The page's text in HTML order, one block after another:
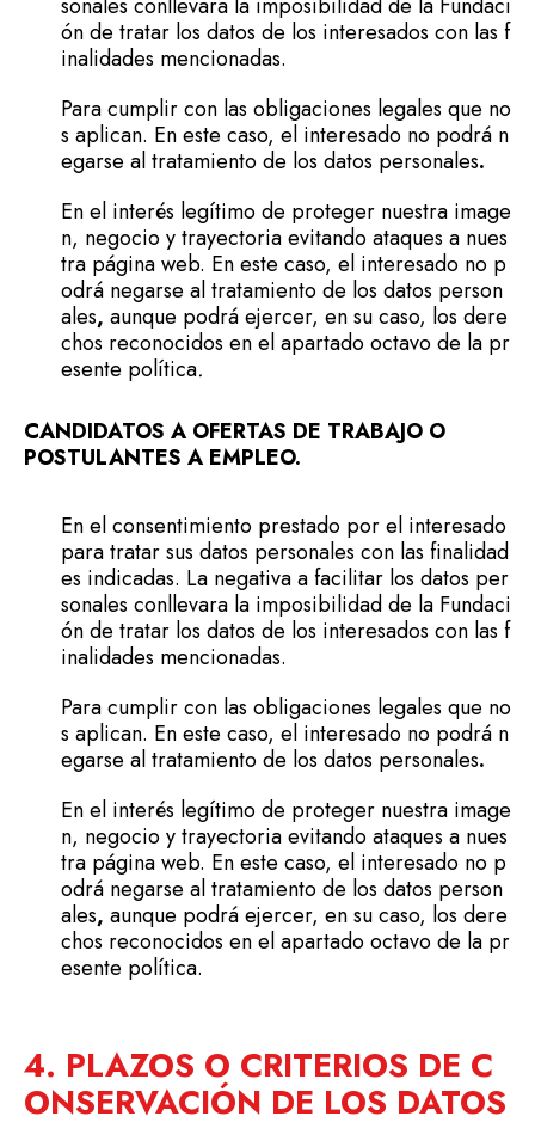
ón de tratar los datos de los interesados con las f
inalidades mencionadas.
Para cumplir con las obligaciones legales que no
s aplican. En este caso, el interesado no podrá n
egarse al tratamiento de los datos personales.
En el interés legítimo de proteger nuestra image
n, negocio y trayectoria evitando ataques a nues
tra página web. En este caso, el interesado no p
odrá negarse al tratamiento de los datos person
ales, aunque podrá ejercer, en su caso, los dere
chos reconocidos en el apartado octavo de la pr
esente política.
CANDIDATOS A OFERTAS DE TRABAJO O
POSTULANTES A EMPLEO.
En el consentimiento prestado por el interesado
para tratar sus datos personales con las finalidad
es indicadas. La negativa a facilitar los datos per
sonales conllevara la imposibilidad de la Fundaci
ón de tratar los datos de los interesados con las f
inalidades mencionadas.
Para cumplir con las obligaciones legales que no
s aplican. En este caso, el interesado no podrá n
egarse al tratamiento de los datos personales.
En el interés legítimo de proteger nuestra image
n, negocio y trayectoria evitando ataques a nues
tra página web. En este caso, el interesado no p
odrá negarse al tratamiento de los datos person
ales, aunque podrá ejercer, en su caso, los dere
chos reconocidos en el apartado octavo de la pr
esente política.
4. PLAZOS O CRITERIOS DE C
ONSERVACIÓN DE LOS DATOS